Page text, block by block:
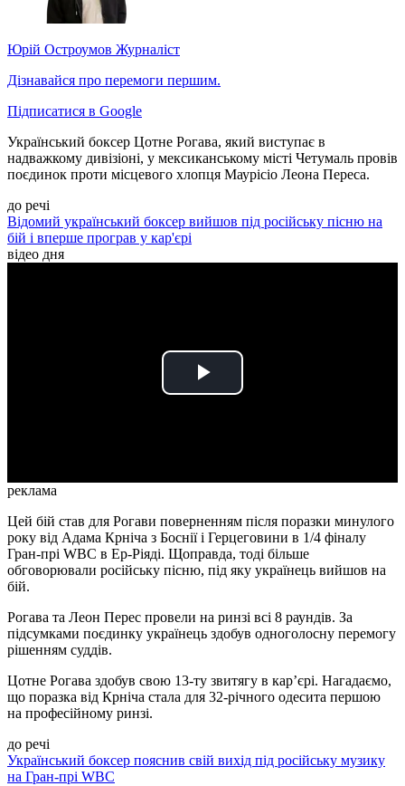
Юрій Остроумов Журналіст
Дізнавайся про перемоги першим.
Підписатися в Google
Український боксер Цотне Рогава, який виступає в
надважкому дивізіоні, у мексиканському місті Четумаль провів
поєдинок проти місцевого хлопця Маурісіо Леона Переса.
до речі
Відомий український боксер вийшов під російську пісню на
бій і вперше програв у кар'єрі
відео дня
Play
реклама
Цей бій став для Рогави поверненням після поразки минулого
року від Адама Крніча з Боснії і Герцеговини в 1/4 фіналу
Гран-прі WBC в Ер-Ріяді. Щоправда, тоді більше
обговорювали російську пісню, під яку українець вийшов на
бій.
Рогава та Леон Перес провели на ринзі всі 8 раундів. За
підсумками поєдинку українець здобув одноголосну перемогу
рішенням суддів.
Цотне Рогава здобув свою 13-ту звитягу в кар’єрі. Нагадаємо,
що поразка від Крніча стала для 32-річного одесита першою
на професійному ринзі.
до речі
Український боксер пояснив свій вихід під російську музику
на Гран-прі WBC